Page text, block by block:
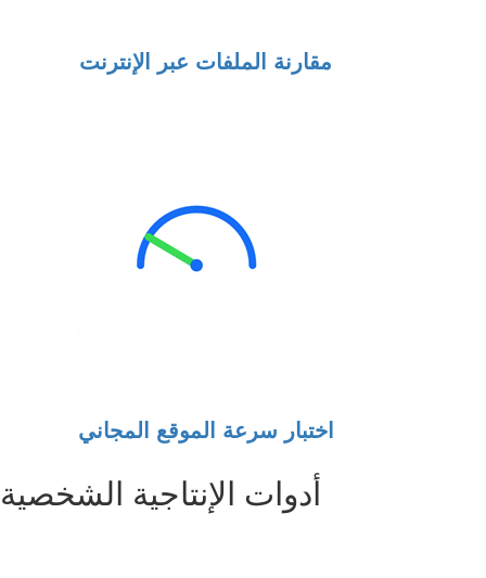
مقارنة الملفات عبر الإنترنت
اختبار سرعة الموقع المجاني
أدوات الإنتاجية الشخصية